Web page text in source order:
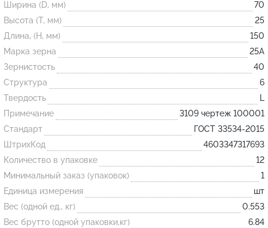
Огнеупорные
изделия
Скачать каталог
Тигель
Муфель
Черпак
Шербер
Трубка
Стержень
Пробка
Подставка
Ширина (D, мм)
70
Высота (T, мм)
25
Длина, (H, мм)
150
Марка зерна
25А
Зернистость
40
Структура
6
Твердость
L
Примечание
3109 чертеж 100001
Стандарт
ГОСТ 33534-2015
ШтрихКод
4603347317693
Количество в упаковке
12
Минимальный заказ (упаковок)
1
Единица измерения
шт
Вес (одной ед., кг)
0.553
Вес брутто (одной упаковки,кг)
6.84